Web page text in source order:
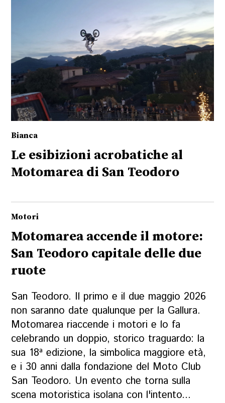
Bianca
Le esibizioni acrobatiche al
Motomarea di San Teodoro
Motori
Motomarea accende il motore:
San Teodoro capitale delle due
ruote
San Teodoro. Il primo e il due maggio 2026
non saranno date qualunque per la Gallura.
Motomarea riaccende i motori e lo fa
celebrando un doppio, storico traguardo: la
sua 18ª edizione, la simbolica maggiore età,
e i 30 anni dalla fondazione del Moto Club
San Teodoro. Un evento che torna sulla
scena motoristica isolana con l'intento...